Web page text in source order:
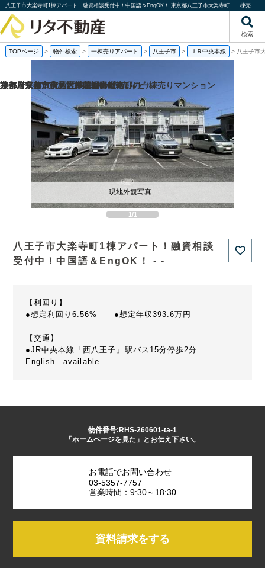
八王子市大楽寺町1棟アパート！融資相談受付中！中国語＆EngOK！ 東京都八王子市大楽寺町｜一棟売りアパート｜投資物件や収益物件｜株式会社リタ不動産
検索
TOPページ > 物件検索 > 一棟売りアパート > 八王子市 > ＪＲ中央本線 > 八王子市
1/1
現地外観写真 -
八王子市大楽寺町1棟アパート！融資相談
受付中！中国語＆EngOK！ - -
【利回り】
●想定利回り6.56% ●想定年収393.6万円
【交通】
●JR中央本線「西八王子」駅バス15分停歩2分
English available
物件番号:RHS-260601-ta-1
「ホームページを見た」とお伝え下さい。
お電話でお問い合わせ
03-5357-7757
営業時間：9:30～18:30
資料請求をする
京都府京都市伏見区帯屋町の1棟売りビル
京都府京都市伏見区深草堀田町の
京都府京都市南区吉祥院観音堂南町の一棟売りマンション
神奈川県藤沢市柄沢2丁目の